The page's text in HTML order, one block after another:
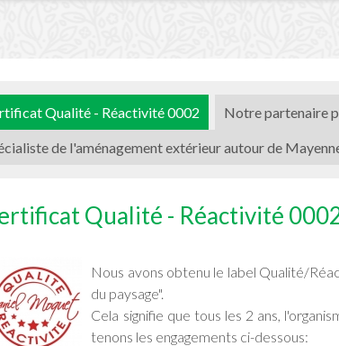
Qualité - Réactivité 0002 Notre partenaire
de l'aménagement extérieur autour de
Qualité - Réactivité
Nous avons obtenu le label Qualité/
du paysage".
Cela signifie que tous les 2 ans,
tenons les engagements ci-dessous: